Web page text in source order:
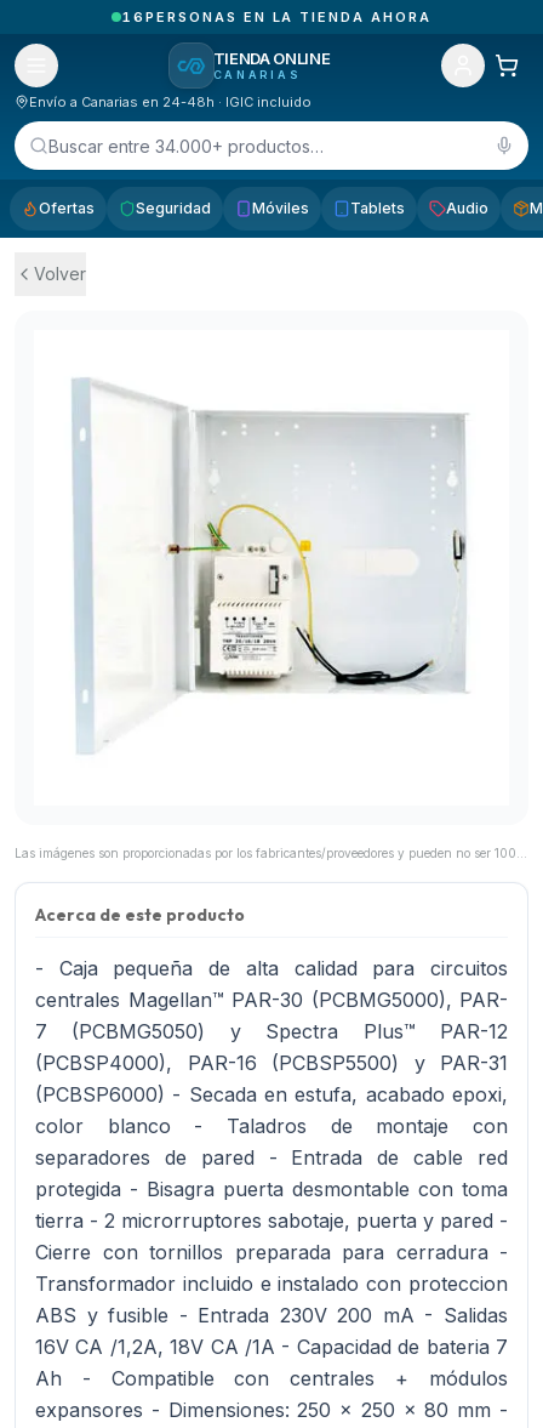
PEDIDOS ENTREGADOS HOY EN CANARIAS
TIENDA ONLINE
CANARIAS
Envío a Canarias en 24-48h · IGIC incluido
Buscar entre 34.000+ productos…
Ofertas Seguridad Móviles Tablets Audio
Volver
Acerca de este producto
- Caja pequeña de alta calidad para circuitos
centrales Magellan™ PAR-30 (PCBMG5000), PAR-
7 (PCBMG5050) y Spectra Plus™ PAR-12
(PCBSP4000), PAR-16 (PCBSP5500) y PAR-31
(PCBSP6000) - Secada en estufa, acabado epoxi,
color blanco - Taladros de montaje con
separadores de pared - Entrada de cable red
protegida - Bisagra puerta desmontable con toma
tierra - 2 microrruptores sabotaje, puerta y pared -
Cierre con tornillos preparada para cerradura -
Transformador incluido e instalado con proteccion
ABS y fusible - Entrada 230V 200 mA - Salidas
16V CA /1,2A, 18V CA /1A - Capacidad de bateria 7
Ah - Compatible con centrales + módulos
expansores - Dimensiones: 250 x 250 x 80 mm -